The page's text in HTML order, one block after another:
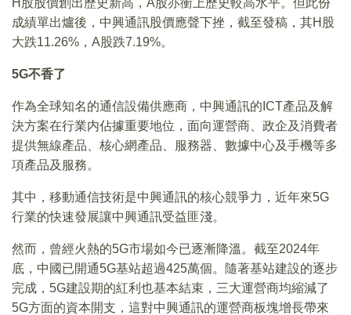
H股股價創出歷史新高，A股亦衝上歷史較高水平。但此份
成績單出爐後，中興通訊股價應聲下挫，截至發稿，其H股
大跌11.26%，A股跌7.19%。
5G不香了
作為全球知名的通信設備供應商，中興通訊的ICT產品及解
決方案在行業内佔據重要地位，面向運營商、政企及消費者
提供無線產品、核心網產品、服務器、數據中心及手機等多
項產品及服務。
其中，移動通信技術是中興通訊的核心競爭力，近年來5G
行業的快速發展讓中興通訊受益匪淺。
然而，曾經火熱的5G市場如今已逐漸降溫。截至2024年
底，中國已開通5G基站超過425萬個。隨著基站建設的逐步
完成，5G建設期的紅利也基本結束，三大運營商均縮減了
5G方面的資本開支，這對中興通訊的運營商板塊增長帶來